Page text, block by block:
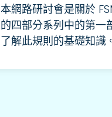
本網路研討會是關於
的四部分系列中的第一
了解此規則的基礎知識